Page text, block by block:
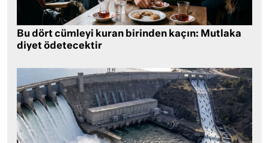
Bu dört cümleyi kuran birinden kaçın: Mutlaka
diyet ödetecektir